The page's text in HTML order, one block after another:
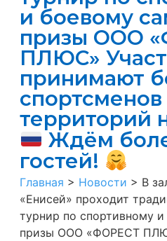
и боевому
призы ООО
ПЛЮС»
принимают
спортсменов
территорий
Ждём
гостей!
Главная > Новости > В
«Енисей» проходит
турнир по спортивному
призы ООО «ФОРЕСТ